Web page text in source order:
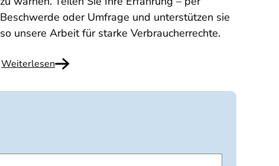
Beschwerde oder Umfrage und unterstützen sie
so unsere Arbeit für starke Verbraucherrechte.
Weiterlesen